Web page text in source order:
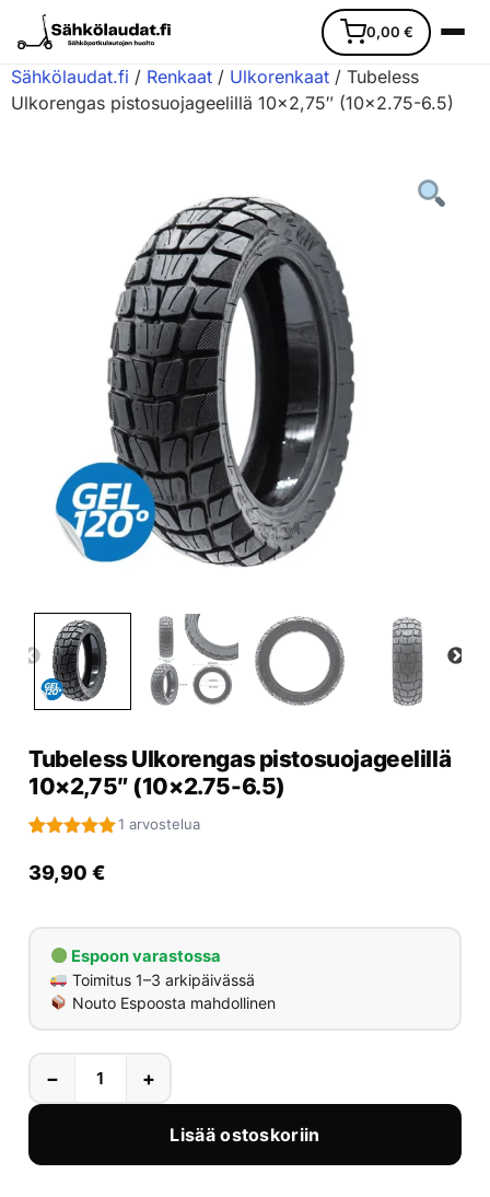
0,00 €
Lisävarusteet
Huoltopalvelu
Yrityksille
Yhteystiedot
Varaa huolto
Sähkölaudat.fi / Renkaat / Ulkorenkaat / Tubeless
Ulkorengas pistosuojageelillä 10×2,75″ (10×2.75-6.5)
Tubeless Ulkorengas pistosuojageelillä
10×2,75″ (10×2.75-6.5)
5:stä
perustuen
1 arvostelua
39,90 €
Espoon varastossa
Toimitus 1–3 arkipäivässä
Nouto Espoosta mahdollinen
− +
Lisää ostoskoriin